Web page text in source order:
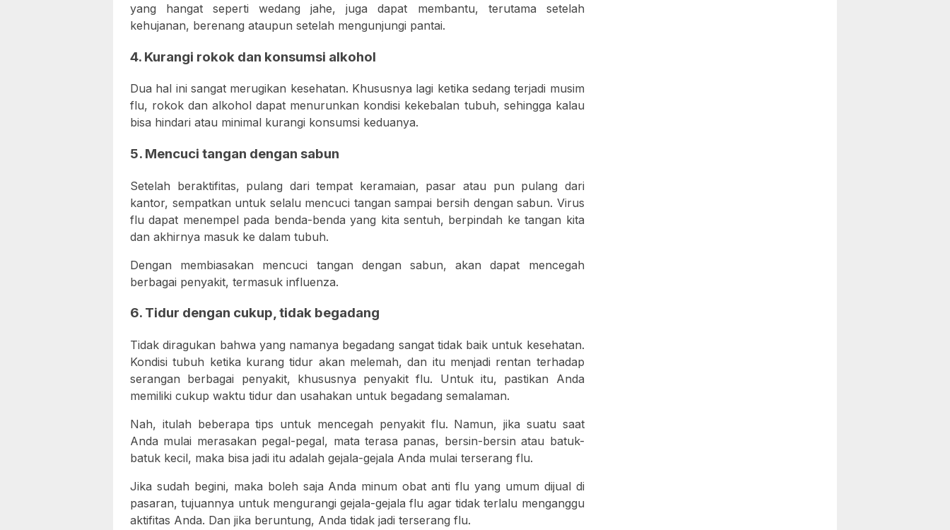
yang hangat seperti wedang jahe, juga dapat membantu, terutama setelah
kehujanan, berenang ataupun setelah mengunjungi pantai.
4. Kurangi rokok dan konsumsi alkohol
Dua hal ini sangat merugikan kesehatan. Khususnya lagi ketika sedang terjadi musim
flu, rokok dan alkohol dapat menurunkan kondisi kekebalan tubuh, sehingga kalau
bisa hindari atau minimal kurangi konsumsi keduanya.
5. Mencuci tangan dengan sabun
Setelah beraktifitas, pulang dari tempat keramaian, pasar atau pun pulang dari
kantor, sempatkan untuk selalu mencuci tangan sampai bersih dengan sabun. Virus
flu dapat menempel pada benda-benda yang kita sentuh, berpindah ke tangan kita
dan akhirnya masuk ke dalam tubuh.
Dengan membiasakan mencuci tangan dengan sabun, akan dapat mencegah
berbagai penyakit, termasuk influenza.
6. Tidur dengan cukup, tidak begadang
Tidak diragukan bahwa yang namanya begadang sangat tidak baik untuk kesehatan.
Kondisi tubuh ketika kurang tidur akan melemah, dan itu menjadi rentan terhadap
serangan berbagai penyakit, khususnya penyakit flu. Untuk itu, pastikan Anda
memiliki cukup waktu tidur dan usahakan untuk begadang semalaman.
Nah, itulah beberapa tips untuk mencegah penyakit flu. Namun, jika suatu saat
Anda mulai merasakan pegal-pegal, mata terasa panas, bersin-bersin atau batuk-
batuk kecil, maka bisa jadi itu adalah gejala-gejala Anda mulai terserang flu.
Jika sudah begini, maka boleh saja Anda minum obat anti flu yang umum dijual di
pasaran, tujuannya untuk mengurangi gejala-gejala flu agar tidak terlalu menganggu
aktifitas Anda. Dan jika beruntung, Anda tidak jadi terserang flu.